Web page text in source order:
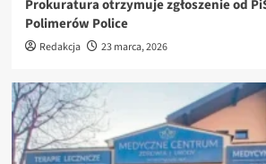
Prokuratura otrzymuje zgłoszenie od
Polimerów Police
Redakcja 23 marca, 2026